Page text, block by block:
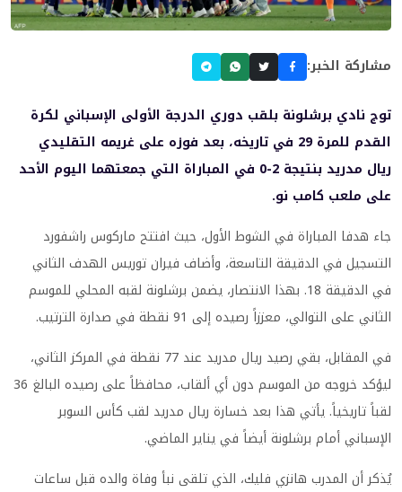
مشاركة الخبر:
توج نادي برشلونة بلقب دوري الدرجة الأولى الإسباني لكرة
القدم للمرة 29 في تاريخه، بعد فوزه على غريمه التقليدي
ريال مدريد بنتيجة 2-0 في المباراة التي جمعتهما اليوم الأحد
على ملعب كامب نو.
جاء هدفا المباراة في الشوط الأول، حيث افتتح ماركوس راشفورد
التسجيل في الدقيقة التاسعة، وأضاف فيران توريس الهدف الثاني
في الدقيقة 18. بهذا الانتصار، يضمن برشلونة لقبه المحلي للموسم
الثاني على التوالي، معززاً رصيده إلى 91 نقطة في صدارة الترتيب.
في المقابل، بقي رصيد ريال مدريد عند 77 نقطة في المركز الثاني،
ليؤكد خروجه من الموسم دون أي ألقاب، محافظاً على رصيده البالغ 36
لقباً تاريخياً. يأتي هذا بعد خسارة ريال مدريد لقب كأس السوبر
الإسباني أمام برشلونة أيضاً في يناير الماضي.
يُذكر أن المدرب هانزي فليك، الذي تلقى نبأ وفاة والده قبل ساعات